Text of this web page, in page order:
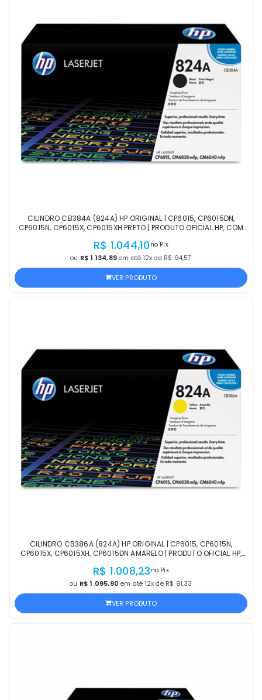
CILINDRO CB384A (824A) HP ORIGINAL | CP6015, CP6015DN,
CP6015N, CP6015X, CP6015XH PRETO | PRODUTO OFICIAL HP, COM
R$ 1.044,10 no Pix
ou R$ 1.134,89em até 12x de R$ 94,57
VER PRODUTO
CILINDRO CB386A (824A) HP ORIGINAL | CP6015, CP6015N,
CP6015X, CP6015XH, CP6015DN AMARELO | PRODUTO OFICIAL HP,
R$ 1.008,23 no Pix
ou R$ 1.095,90 em até 12x de R$ 91,33
VER PRODUTO